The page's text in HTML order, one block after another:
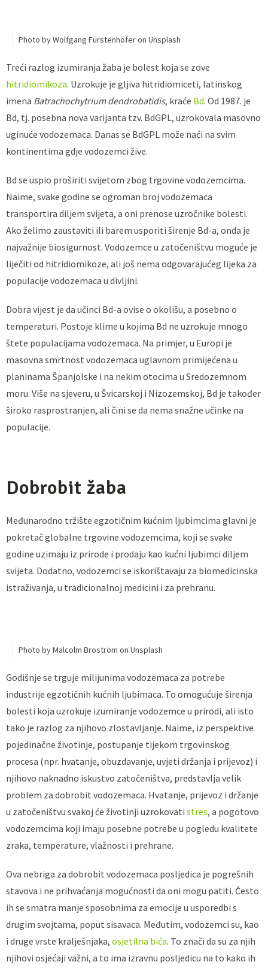
Photo by Wolfgang Fürstenhöfer on Unsplash
Treći razlog izumiranja žaba je bolest koja se zove
hitridiomikoza. Uzrokuje je gljiva hitridiomiceti, latinskog
imena Batrachochytrium dendrobatidis, kraće Bd. Od 1987. je
Bd, tj. posebna nova varijanta tzv. BdGPL, uzrokovala masovno
uginuće vodozemaca. Danas se BdGPL može naći na svim
kontinentima gdje vodozemci žive.
Bd se uspio proširiti svijetom zbog trgovine vodozemcima.
Naime, svake godine se ogroman broj vodozemaca
transportira diljem svijeta, a oni prenose uzročnike bolesti.
Ako želimo zaustaviti ili barem usporiti širenje Bd-a, onda je
najvažnije biosigurnost. Vodozemce u zatočeništvu moguće je
liječiti od hitridiomikoze, ali još nema odgovarajućeg lijeka za
populacije vodozemaca u divljini.
Dobra vijest je da učinci Bd-a ovise o okolišu, a posebno o
temperaturi. Postoje klime u kojima Bd ne uzrokuje mnogo
štete populacijama vodozemaca. Na primjer, u Europi je
masovna smrtnost vodozemaca uglavnom primijećena u
planinama Španjolske i na nekim otocima u Sredozemnom
moru. Više na sjeveru, u Švicarskoj i Nizozemskoj, Bd je također
široko rasprostranjen, ali čini se da nema snažne učinke na
populacije.
Dobrobit žaba
Međunarodno tržište egzotičnim kućnim ljubimcima glavni je
pokretač globalne trgovine vodozemcima, koji se svake
godine uzimaju iz prirode i prodaju kao kućni ljubimci diljem
svijeta. Dodatno, vodozemci se iskorištavaju za biomedicinska
istraživanja, u tradicionalnoj medicini i za prehranu.
Photo by Malcolm Broström on Unsplash
Godišnje se trguje milijunima vodozemaca za potrebe
industrije egzotičnih kućnih ljubimaca. To omogućuje širenja
bolesti koja uzrokuje izumiranje vodozemce u prirodi, ali isto
tako je razlog za njihovo zlostavljanje. Naime, iz perspektive
pojedinačne životinje, postupanje tijekom trgovinskog
procesa (npr. hvatanje, obuzdavanje, uvjeti držanja i prijevoz) i
njihovo naknadno iskustvo zatočeništva, predstavlja velik
problem za dobrobit vodozemaca. Hvatanje, prijevoz i držanje
u zatočeništvu svakoj će životinji uzrokovati stres, a pogotovo
vodozemcima koji imaju posebne potrebe u pogledu kvalitete
zraka, temperature, vlažnosti i prehrane.
Ova nebriga za dobrobit vodozemaca posljedica je pogrešnih
stavova i ne prihvaćanja mogućnosti da oni mogu patiti. Često
ih se smatra manje sposobnima za emocije u usporedbi s
drugim svojtama, poput sisavaca. Međutim, vodozemci su, kao
i druge vrste kralješnjaka, osjetilna bića. To znači da su za njih
njihovi osjećaji važni, a to ima izravnu posljedicu na to kako ih